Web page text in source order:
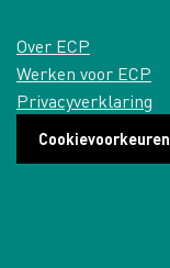
Over ECP
Werken voor ECP
Privacyverklaring
Cookievoorkeuren